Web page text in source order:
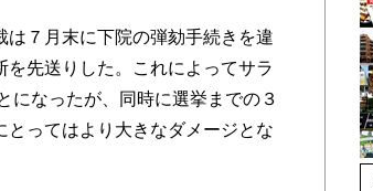
７月末に下院の弾劾手続きを違
先送りした。これによってサラ
になったが、同時に選挙までの３
ってはより大きなダメージとな